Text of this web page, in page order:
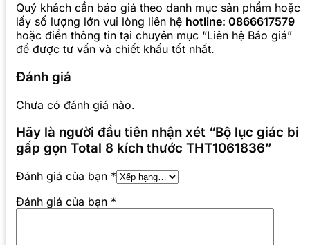
Quý khách cần báo giá theo danh mục sản phẩm hoặc
lấy số lượng lớn vui lòng liên hệ hotline: 0866617579
hoặc điền thông tin tại chuyên mục “Liên hệ Báo giá”
để được tư vấn và chiết khấu tốt nhất.
Đánh giá
Chưa có đánh giá nào.
Hãy là người đầu tiên nhận xét “Bộ lục giác bi
gấp gọn Total 8 kích thước THT1061836”
Đánh giá của bạn *
Đánh giá của bạn *